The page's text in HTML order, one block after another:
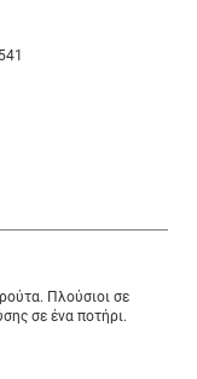
Πλούσιοι σε
σε ένα ποτήρι.